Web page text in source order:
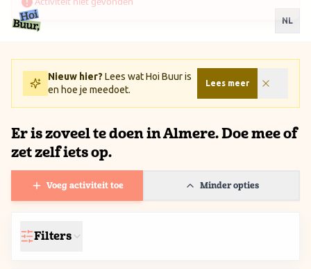
Ga naar inhoud / Skip to content
NL
Nieuw hier? Lees wat Hoi Buur is
en hoe je meedoet.
Lees meer
Er is zoveel te doen in Almere. Doe mee of
zet zelf iets op.
Voeg activiteit toe Minder opties
Filters